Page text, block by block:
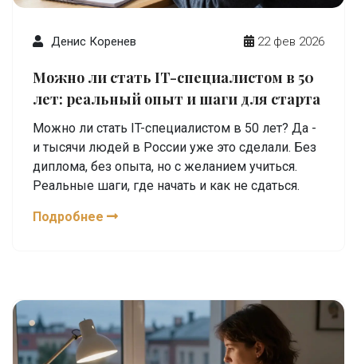
Денис Коренев 22 фев 2026
Можно ли стать IT-специалистом в 50
лет: реальный опыт и шаги для старта
Можно ли стать IT-специалистом в 50 лет? Да -
и тысячи людей в России уже это сделали. Без
диплома, без опыта, но с желанием учиться.
Реальные шаги, где начать и как не сдаться.
Подробнее